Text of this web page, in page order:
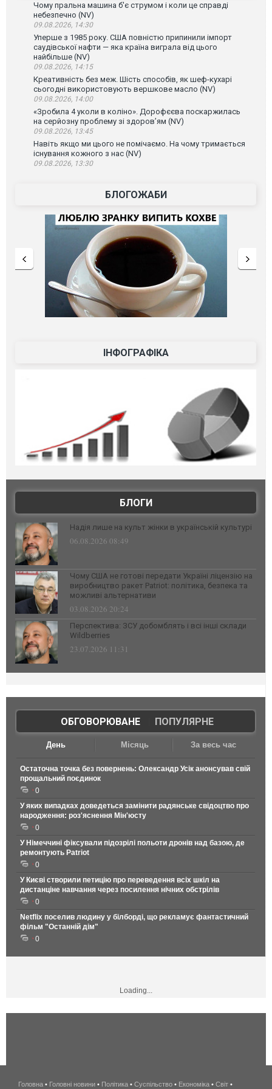
Чому пральна машина б'є струмом і коли це справді
небезпечно (NV)
09.08.2026, 14:30
Уперше з 1985 року. США повністю припинили імпорт
саудівської нафти — яка країна виграла від цього
найбільше (NV)
09.08.2026, 14:15
Креативність без меж. Шість способів, як шеф-кухарі
сьогодні використовують вершкове масло (NV)
09.08.2026, 14:00
«Зробила 4 уколи в коліно». Дорофєєва поскаржилась
на серйозну проблему зі здоров’ям (NV)
09.08.2026, 13:45
Навіть якщо ми цього не помічаємо. На чому тримається
існування кожного з нас (NV)
09.08.2026, 13:30
БЛОГОЖАБИ
ІНФОГРАФІКА
БЛОГИ
Надія лише на культ жінки в українській культурі
06.08.2026 08:49
Чому США не готові передати Україні ліцензію на
виробництво ракет Patriot: політика, безпека та
можливі альтернативи
03.08.2026 20:24
Перспектива: ЗСУ добомблять і всі інші склади
Wildberries
23.07.2026 11:31
ОБГОВОРЮВАНЕ| ПОПУЛЯРНЕ
День Місяць За весь час
Остаточна точка без повернень: Олександр Усік анонсував свій
прощальний поєдинок
0
У яких випадках доведеться замінити радянське свідоцтво про
народження: роз'яснення Мін'юсту
0
У Німеччині фіксували підозрілі польоти дронів над базою, де
ремонтують Patriot
0
У Києві створили петицію про переведення всіх шкіл на
дистанціне навчання через посилення нічних обстрілів
0
Netflix поселив людину у білборді, що рекламує фантастичний
фільм "Останній дім"
0
Loading...
беспроводной
Головна • Головні новини • Політика • Суспільство • Економіка • Світ •